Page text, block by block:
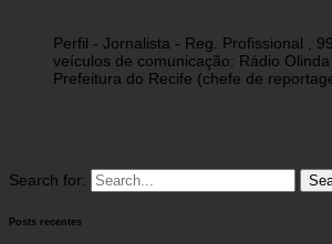
Perfil - Jornalista - Reg. Profissional ,
veículos de comunicação: Rádio
Prefeitura do Recife (chefe de
Search for:
Posts recentes